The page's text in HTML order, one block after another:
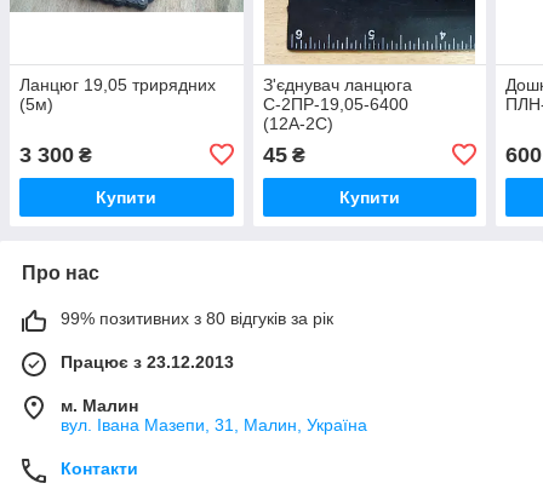
Ланцюг 19,05 трирядних
(5м)
3 300 ₴
Купити
З'єднувач ланцюга
С-2ПР-19,05-6400
(12А-2С)
45₴
Купити
600
Про нас
99% позитивних з 80 відгуків за рік
Працює з 23.12.2013
м. Малин
вул. Івана Мазепи, 31, Малин, Україна
Контакти